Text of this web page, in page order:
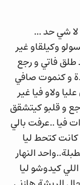
لا شي حد ...
وكيلقاو غير
طلق فاتي و رجع
و كنموت صافي
ولاو فيا غير
و قلبو كيتشقق
فيا ..عرفت بالي
كتحط ليا
النهار
كيدوشو ليا